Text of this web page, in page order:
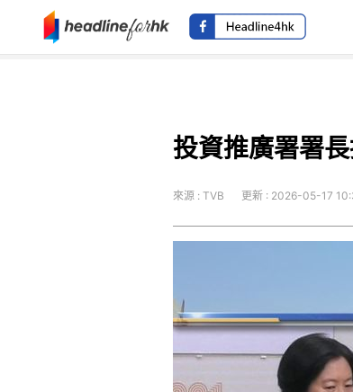
投資推廣署署
來源 : TVB 更新 : 2026-05-17